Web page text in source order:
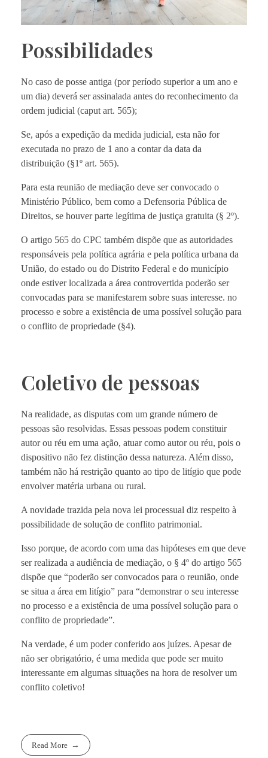
Possibilidades
No caso de posse antiga (por período superior a um ano e
um dia) deverá ser assinalada antes do reconhecimento da
ordem judicial (caput art. 565);
Se, após a expedição da medida judicial, esta não for
executada no prazo de 1 ano a contar da data da
distribuição (§1º art. 565).
Para esta reunião de mediação deve ser convocado o
Ministério Público, bem como a Defensoria Pública de
Direitos, se houver parte legítima de justiça gratuita (§ 2º).
O artigo 565 do CPC também dispõe que as autoridades
responsáveis ​​pela política agrária e pela política urbana da
União, do estado ou do Distrito Federal e do município
onde estiver localizada a área controvertida poderão ser
convocadas para se manifestarem sobre suas interesse. no
processo e sobre a existência de uma possível solução para
o conflito de propriedade (§4).
Coletivo de pessoas
Na realidade, as disputas com um grande número de
pessoas são resolvidas. Essas pessoas podem constituir
autor ou réu em uma ação, atuar como autor ou réu, pois o
dispositivo não fez distinção dessa natureza. Além disso,
também não há restrição quanto ao tipo de litígio que pode
envolver matéria urbana ou rural.
A novidade trazida pela nova lei processual diz respeito à
possibilidade de solução de conflito patrimonial.
Isso porque, de acordo com uma das hipóteses em que deve
ser realizada a audiência de mediação, o § 4º do artigo 565
dispõe que “poderão ser convocados para o reunião, onde
se situa a área em litígio” para “demonstrar o seu interesse
no processo e a existência de uma possível solução para o
conflito de propriedade”.
Na verdade, é um poder conferido aos juízes. Apesar de
não ser obrigatório, é uma medida que pode ser muito
interessante em algumas situações na hora de resolver um
conflito coletivo!
Read More